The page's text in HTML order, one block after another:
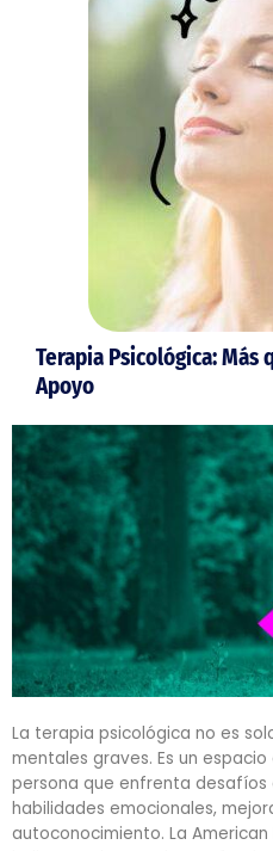
Terapia Psicológica: Más
Apoyo
La terapia psicológica no es
mentales graves. Es un
persona que enfrenta
habilidades emocionales,
autoconocimiento. La